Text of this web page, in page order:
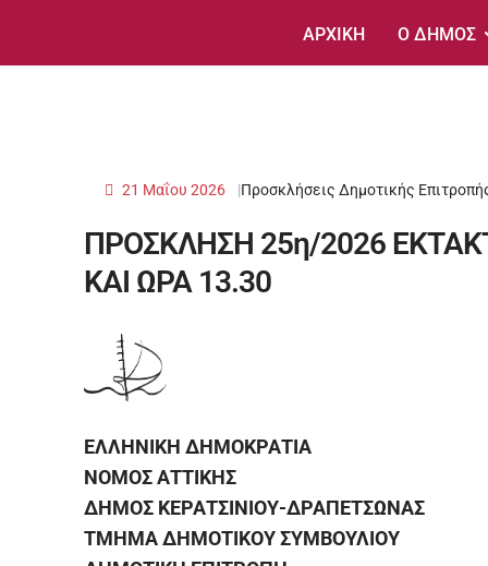
ΑΡΧΙΚΗ Ο ΔΗΜΟΣ
Προσκλήσεις Δημοτικής
21 Μαΐου 2026
ΠΡΟΣΚΛΗΣΗ 25η/2026
ΚΑΙ ΩΡΑ 13.30
ΕΛΛΗΝΙΚΗ ΔΗΜΟΚΡΑΤΙΑ
ΝΟΜΟΣ ΑΤΤΙΚΗΣ
ΔΗΜΟΣ ΚΕΡΑΤΣΙΝΙΟΥ-ΔΡΑΠΕΤΣΩΝΑΣ
ΤΜΗΜΑ ΔΗΜΟΤΙΚΟΥ ΣΥΜΒΟΥΛΙΟΥ